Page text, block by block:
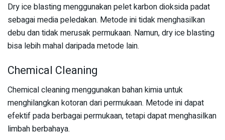
Dry ice blasting menggunakan pelet karbon dioksida padat
sebagai media peledakan. Metode ini tidak menghasilkan
debu dan tidak merusak permukaan. Namun, dry ice blasting
bisa lebih mahal daripada metode lain.
Chemical Cleaning
Chemical cleaning menggunakan bahan kimia untuk
menghilangkan kotoran dari permukaan. Metode ini dapat
efektif pada berbagai permukaan, tetapi dapat menghasilkan
limbah berbahaya.